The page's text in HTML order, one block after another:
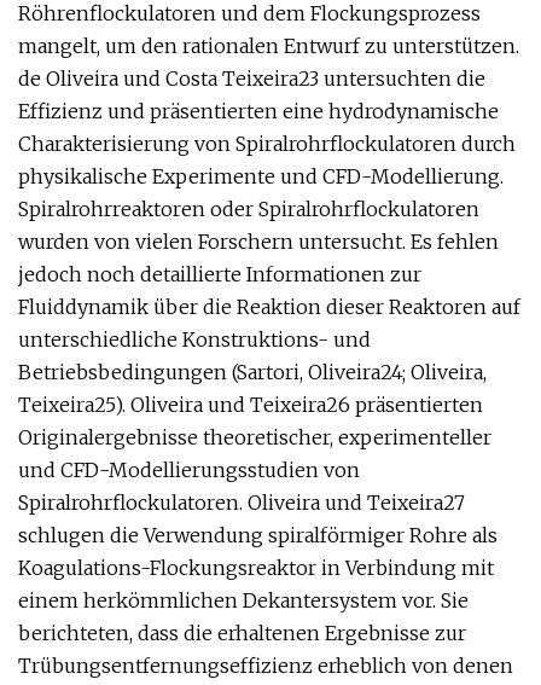
Röhrenflockulatoren und dem Flockungsprozess
mangelt, um den rationalen Entwurf zu unterstützen.
de Oliveira und Costa Teixeira23 untersuchten die
Effizienz und präsentierten eine hydrodynamische
Charakterisierung von Spiralrohrflockulatoren durch
physikalische Experimente und CFD-Modellierung.
Spiralrohrreaktoren oder Spiralrohrflockulatoren
wurden von vielen Forschern untersucht. Es fehlen
jedoch noch detaillierte Informationen zur
Fluiddynamik über die Reaktion dieser Reaktoren auf
unterschiedliche Konstruktions- und
Betriebsbedingungen (Sartori, Oliveira24; Oliveira,
Teixeira25). Oliveira und Teixeira26 präsentierten
Originalergebnisse theoretischer, experimenteller
und CFD-Modellierungsstudien von
Spiralrohrflockulatoren. Oliveira und Teixeira27
schlugen die Verwendung spiralförmiger Rohre als
Koagulations-Flockungsreaktor in Verbindung mit
einem herkömmlichen Dekantersystem vor. Sie
berichteten, dass die erhaltenen Ergebnisse zur
Trübungsentfernungseffizienz erheblich von denen